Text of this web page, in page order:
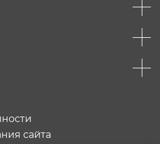
сайта